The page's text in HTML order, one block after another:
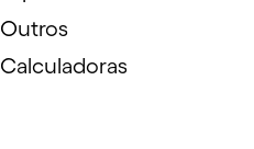
Outros
Calculadoras